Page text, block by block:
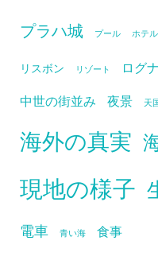
プラハ城 プール ホテル
リスボン リゾート
ログ
中世の街並み
夜景 天
海外の真実
現地の様子
電車 青い海 食事